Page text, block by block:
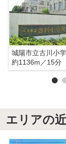
城陽市立古川小
約1136m／15分
エリアの